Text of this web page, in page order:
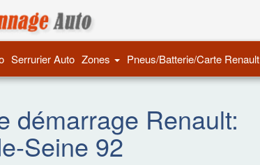
Serrurier Auto Zones Pneus/Batterie/Carte Renault
démarrage Renault:
Seine 92